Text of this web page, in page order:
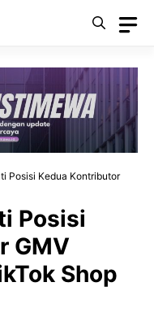
Posisi Kedua Kontributor
Posisi
GMV
Shop